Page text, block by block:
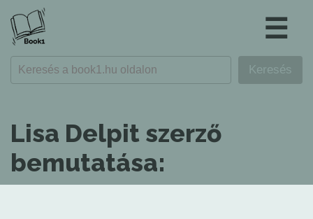
☰
Lisa Delpit szerző
bemutatása: